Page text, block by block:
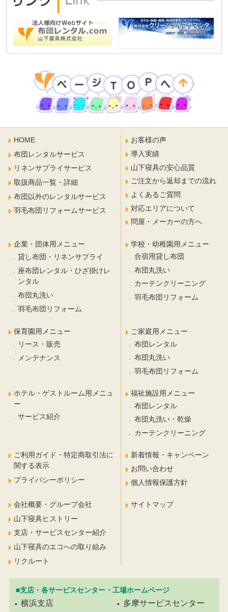
HOME
布団レンタルサービス
リネンサプライサービス
取扱商品一覧・詳細
布団以外のレンタルサービス
羽毛布団リフォームサービス
お客様の声
導入実績
山下寝具の安心品質
ご注文から返却までの流れ
よくあるご質問
対応エリアについて
問屋・メーカーの方へ
企業・団体用メニュー
貸し布団・リネンサプライ
座布団レンタル・ひざ掛けレ
ンタル
布団丸洗い
羽毛布団リフォーム
学校・幼稚園用メニュー
合宿用貸し布団
布団丸洗い
カーテンクリーニング
羽毛布団リフォーム
保育園用メニュー
リース・販売
メンテナンス
ご家庭用メニュー
布団レンタル
布団丸洗い
羽毛布団リフォーム
ホテル・ゲストルーム用メニュ
ー
サービス紹介
福祉施設用メニュー
布団レンタル
布団丸洗い・乾燥
カーテンクリーニング
ご利用ガイド・特定商取引法に
関する表示
プライバシーポリシー
新着情報・キャンペーン
お問い合わせ
個人情報保護方針
会社概要・グループ会社
山下寝具ヒストリー
支店・サービスセンター紹介
山下寝具のエコへの取り組み
リクルート
サイトマップ
■支店・各サービスセンター・工場ホームページ
横浜支店 多摩サービスセンター